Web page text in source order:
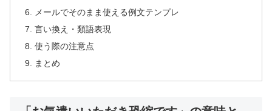
メールでそのまま使える例文テンプレ
言い換え・類語表現
使う際の注意点
まとめ